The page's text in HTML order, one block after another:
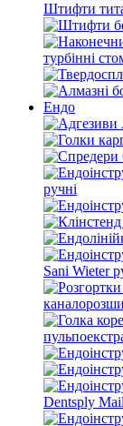
Штифти
турбінні
Ендо
ручні
Sani Wieter
Dentsply